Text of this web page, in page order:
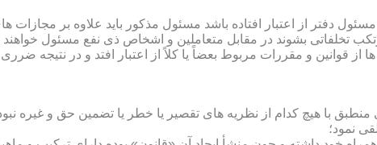
دفتر از اعتبار افتاده باشد مسئول مذکور باید علاوه بر مجازات
تخلفاتی بشوند در مقابل متعاملین و اشخاص ذی نفع مسئول خواهند
از قوانین و مقررات مربوط بعضاً یا کلاً از اعتبار افتد و در نتیجه
با هیچ کدام از نظریه های تقصیر یا خطر یا تضمین حق و غیره
نمود؛